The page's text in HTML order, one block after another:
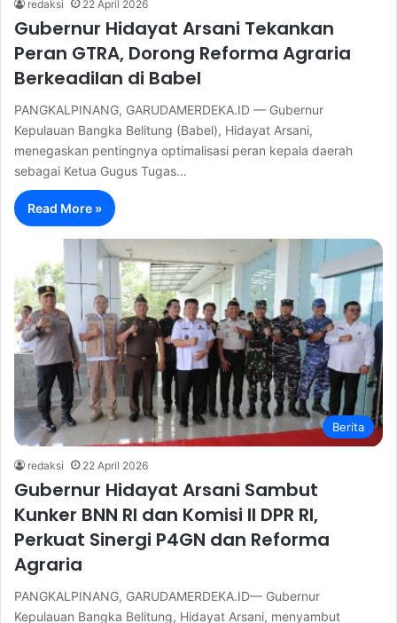
redaksi 22 April 2026
Gubernur Hidayat Arsani Tekankan
Peran GTRA, Dorong Reforma Agraria
Berkeadilan di Babel
PANGKALPINANG, GARUDAMERDEKA.ID — Gubernur
Kepulauan Bangka Belitung (Babel), Hidayat Arsani,
menegaskan pentingnya optimalisasi peran kepala daerah
sebagai Ketua Gugus Tugas…
Read More »
Berita
redaksi 22 April 2026
Gubernur Hidayat Arsani Sambut
Kunker BNN RI dan Komisi II DPR RI,
Perkuat Sinergi P4GN dan Reforma
Agraria
PANGKALPINANG, GARUDAMERDEKA.ID— Gubernur
Kepulauan Bangka Belitung, Hidayat Arsani, menyambut